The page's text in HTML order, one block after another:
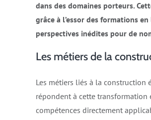
dans des domaines porteurs.
grâce à l’essor des formations
perspectives inédites pour de
Les métiers de la
Les métiers liés à la construction
répondent à cette transformation
compétences directement